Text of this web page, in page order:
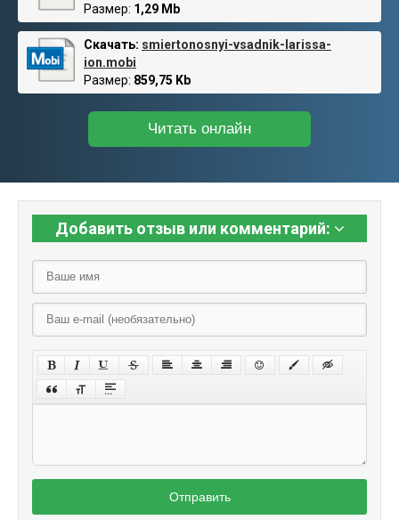
Размер: 1,29 Mb
Скачать: smiertonosnyi-vsadnik-larissa-
ion.mobi
Размер: 859,75 Kb
Читать онлайн
Добавить отзыв или комментарий:
Отправить